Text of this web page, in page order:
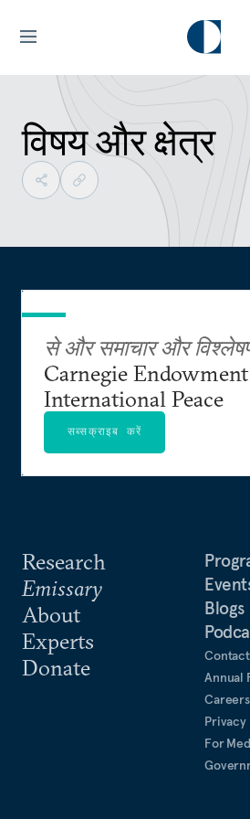
विषय और क्षेत्र
Research
Emissary
About
Experts
Donate
Blogs
Contact
Annual
Careers
Privacy
For
से और समाचार और
Carnegie
International Peace
सब्सक्राइब करें